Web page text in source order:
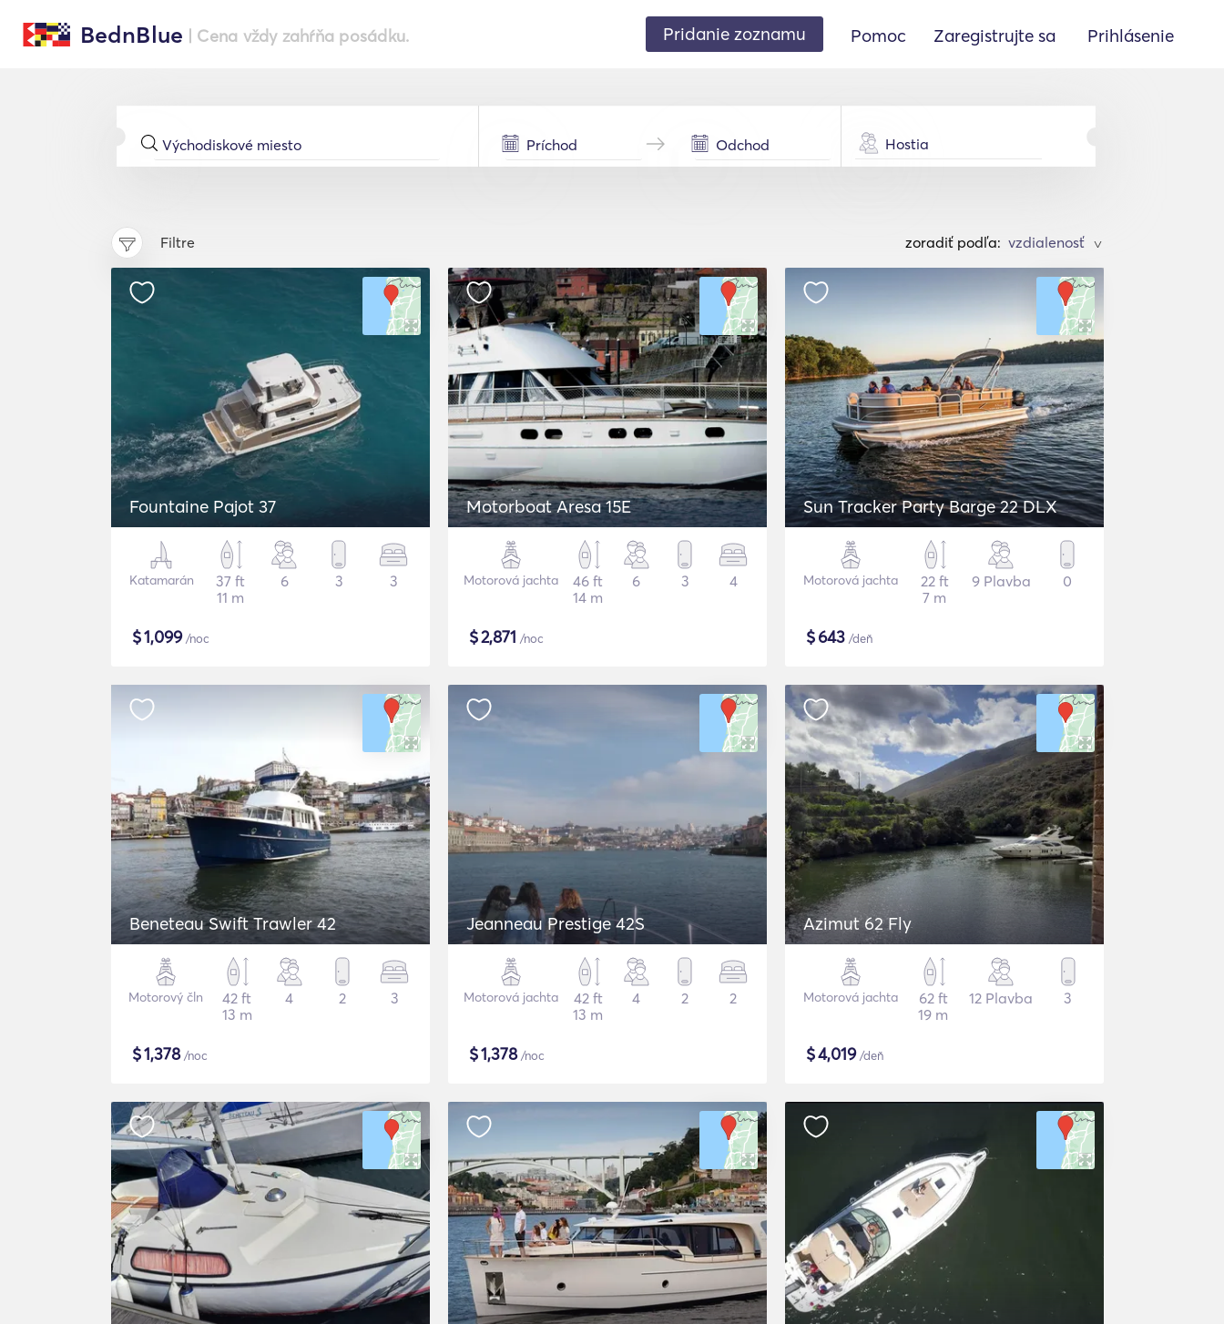
BednBlue | Cena vždy zahŕňa posádku. Pridanie zoznamu Pomoc Zaregistrujte sa Prihlásenie
Hostia
Filtre zoradiť podľa: >
Fountaine Pajot 37
Katamarán
37 ft
11 m
6 3 3
$1,099/noc
Motorboat Aresa 15E
Motorová jachta
46 ft
14 m
6 3 4
$2,871 /noc
Sun Tracker Party Barge 22 DLX
Motorová jachta
22 ft
7 m
9 Plavba 0
$643 /deň
Beneteau Swift Trawler 42
Motorový čln
42 ft
13 m
4 2 3
$1,378/noc
Jeanneau Prestige 42S
Motorová jachta
42 ft
13 m
4 2 2
$1,378/noc
Azimut 62 Fly
Motorová jachta
62 ft
19 m
12 Plavba 3
$4,019/deň